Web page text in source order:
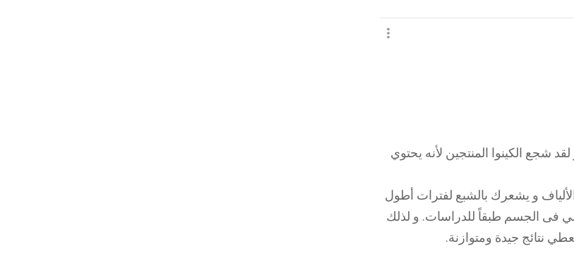
من منتجات الكينوا حوالى 1400 منتج.و لقد شجع الكينوا المنتجين لأنه يحتوي
و يشعرك بالشبع لفترات أطول
فى الجسم طبقاً للدراسات. و لذلك
نتائج جيدة ومتوازنة.